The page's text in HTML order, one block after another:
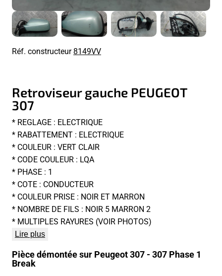
Réf. constructeur8149VV
Retroviseur gauche PEUGEOT
307
* REGLAGE : ELECTRIQUE
* RABATTEMENT : ELECTRIQUE
* COULEUR : VERT CLAIR
* CODE COULEUR : LQA
* PHASE : 1
* COTE : CONDUCTEUR
* COULEUR PRISE : NOIR ET MARRON
* NOMBRE DE FILS : NOIR 5 MARRON 2
* MULTIPLES RAYURES (VOIR PHOTOS)
Lire plus
Pièce démontée sur Peugeot 307 - 307 Phase 1
Break